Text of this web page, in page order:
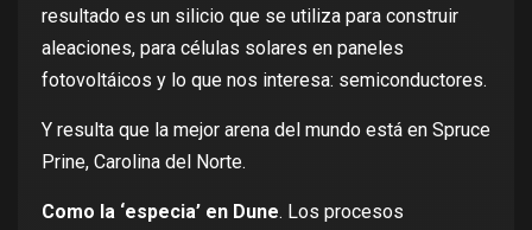
resultado es un silicio que se utiliza para construir
aleaciones, para células solares en paneles
fotovoltáicos y lo que nos interesa: semiconductores.
Y resulta que la mejor arena del mundo está en Spruce
Prine, Carolina del Norte.
Como la ‘especia’ en Dune. Los procesos